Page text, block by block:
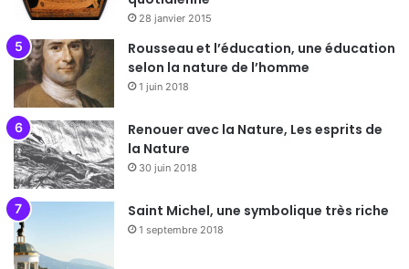
28 janvier 2015
Rousseau et l’éducation, une éducation
selon la nature de l’homme
1 juin 2018
Renouer avec la Nature, Les esprits de
la Nature
30 juin 2018
Saint Michel, une symbolique très riche
1 septembre 2018